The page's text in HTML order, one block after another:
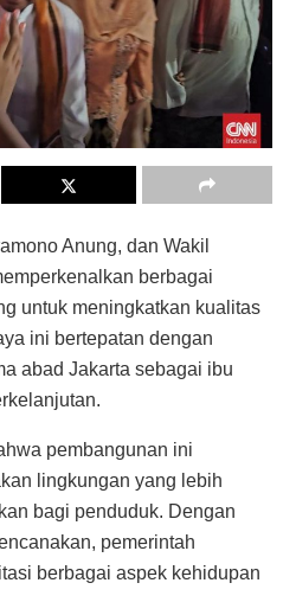
Anung, dan Wakil
berbagai
untuk meningkatkan kualitas
ini bertepatan dengan
abad Jakarta sebagai ibu
pembangunan ini
lingkungan yang lebih
bagi penduduk. Dengan
pemerintah
berbagai aspek kehidupan